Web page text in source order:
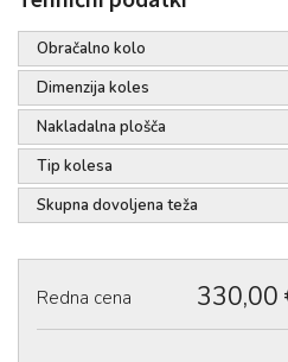
Obračalno kolo
Dimenzija koles
Nakladalna plošča
Tip kolesa
Skupna dovoljena teža
Redna cena 330,00